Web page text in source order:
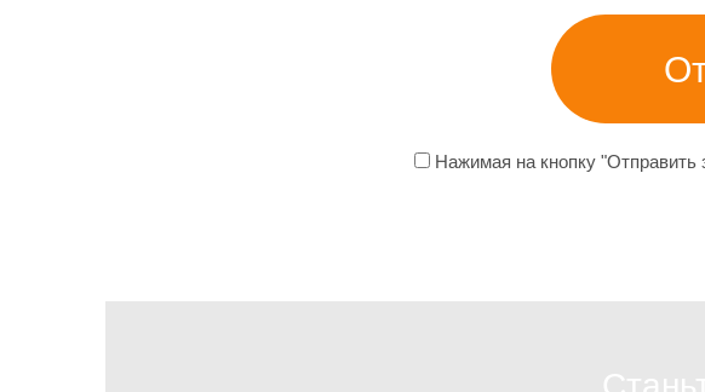
Нажимая на кнопку "Отправить